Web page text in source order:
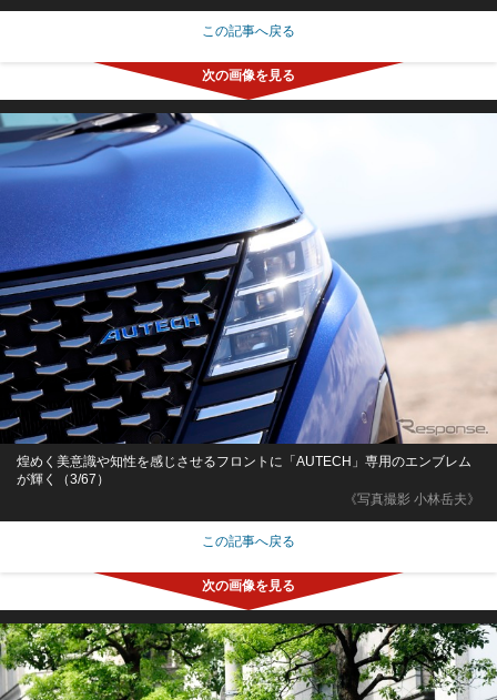
この記事へ戻る
《写真撮影 小林岳夫》
煌めく美意識や知性を感じさせるフロントに「AUTECH」専用のエンブレム
が輝く（3/67）
この記事へ戻る